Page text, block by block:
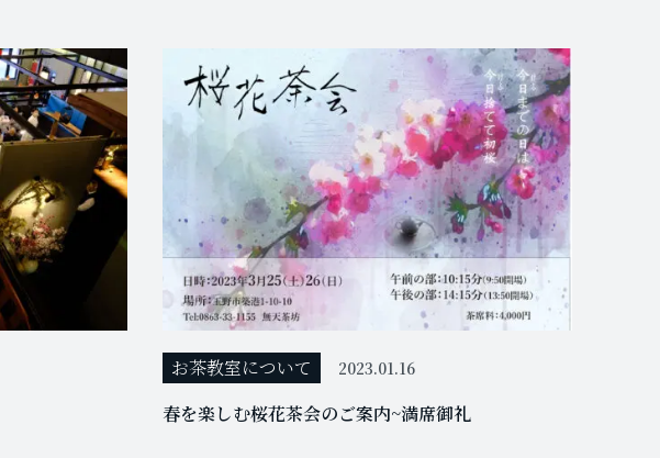
お茶教室について 2023.01.16
春を楽しむ桜花茶会のご案内~満席御礼